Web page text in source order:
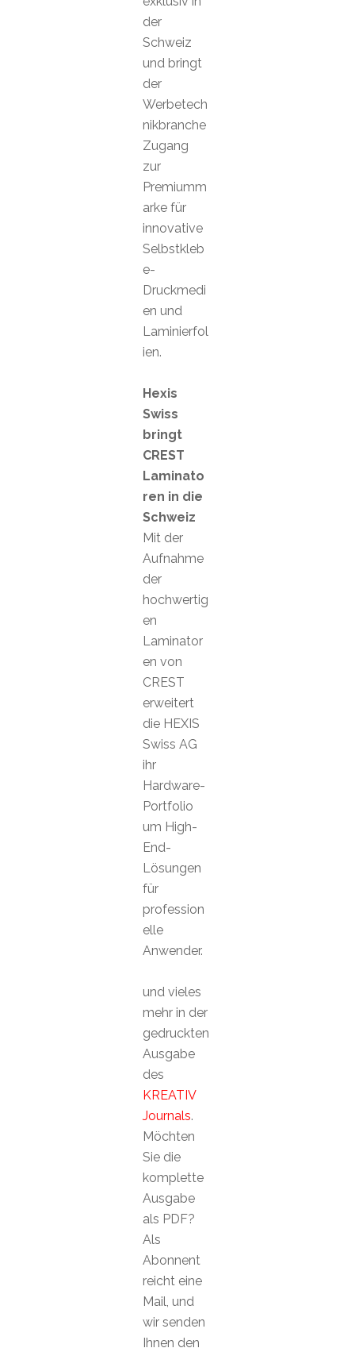
der
Schweiz
und bringt
der
Werbetech
nikbranche
Zugang
zur
Premiumm
arke für
innovative
Selbstkleb
e-
Druckmedi
en und
Laminierfol
ien.
Hexis
Swiss
bringt
CREST
Laminato
ren in die
Schweiz
Mit der
Aufnahme
der
hochwertig
en
Laminator
en von
CREST
erweitert
die HEXIS
Swiss AG
ihr
Hardware-
Portfolio
um High-
End-
Lösungen
für
profession
elle
Anwender.
und vieles
mehr in der
gedruckten
Ausgabe
des
KREATIV
Journals.
Möchten
Sie die
komplette
Ausgabe
als PDF?
Als
Abonnent
reicht eine
Mail, und
wir senden
Ihnen den